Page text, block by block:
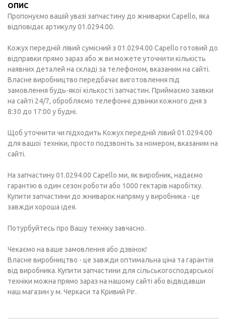
ОПИС
Пропонуємо вашій увазі запчастину до жниварки Capello, яка
відповідає артикулу 01.0294.00.
Кожух передній лівий сумісний з 01.0294.00 Capello готовий до
відправки прямо зараз або ж ви можете уточнити кількість
наявних деталей на складі за телефоном, вказаним на сайті.
Власне виробництво передбачає виготовлення під
замовлення будь-якої кількості запчастин. Приймаємо заявки
на сайті 24/7, обробляємо телефонні дзвінки кожного дня з
8:30 до 17:00 у будні.
Щоб уточнити чи підходить Кожух передній лівий 01.0294.00
для вашої техніки, просто подзвоніть за номером, вказаним на
сайті.
На запчастину 01.0294.00 Capello ми, як виробник, надаємо
гарантію в один сезон роботи або 1000 гектарів наробітку.
Купити запчастини до жниварок напряму у виробника - це
завжди хороша ідея.
Потурбуйтесь про Вашу техніку завчасно.
Чекаємо на ваше замовлення або дзвінок!
Власне виробництво - це завжди оптимальна ціна та гарантія
від виробника. Купити запчастини для сільськогосподарської
техніки можна прямо зараз на нашому сайті або відвідавши
наш магазин у м. Черкаси та Кривий Ріг.